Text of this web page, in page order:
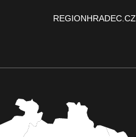
REGIONHRADEC.CZ